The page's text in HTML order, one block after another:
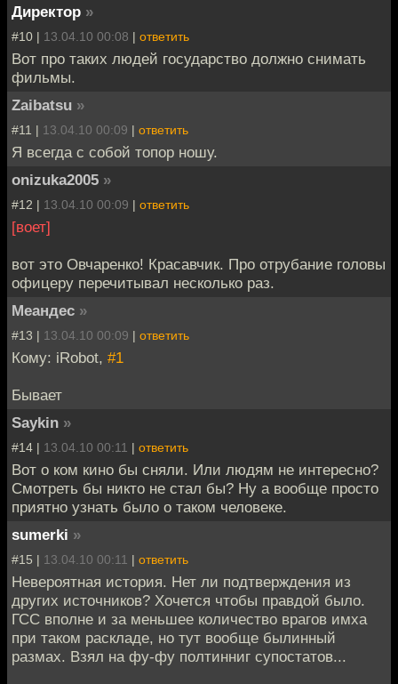
Директор »
#10 | 13.04.10 00:08 | ответить
Вот про таких людей государство должно снимать
фильмы.
Zaibatsu »
#11 | 13.04.10 00:09 | ответить
Я всегда с собой топор ношу.
onizuka2005 »
#12 | 13.04.10 00:09 | ответить
[воет]
вот это Овчаренко! Красавчик. Про отрубание головы
офицеру перечитывал несколько раз.
Меандес »
#13 | 13.04.10 00:09 | ответить
Кому: iRobot, #1
Бывает
Saykin »
#14 | 13.04.10 00:11 | ответить
Вот о ком кино бы сняли. Или людям не интересно?
Смотреть бы никто не стал бы? Ну а вообще просто
приятно узнать было о таком человеке.
sumerki »
#15 | 13.04.10 00:11 | ответить
Невероятная история. Нет ли подтверждения из
других источников? Хочется чтобы правдой было.
ГСС вполне и за меньшее количество врагов имха
при таком раскладе, но тут вообще былинный
размах. Взял на фу-фу полтинниг супостатов...